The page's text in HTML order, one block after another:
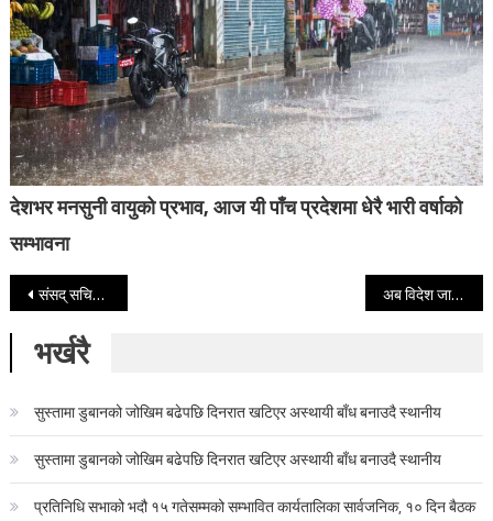
देशभर मनसुनी वायुको प्रभाव, आज यी पाँच प्रदेशमा धेरै भारी वर्षाको
सम्भावना
Post navigation
संसद् सचिवालयले बोलायो सर्वदलीय बैठक अब विदेश जाने श्रमिकले सरकारी अस्पतालबाटै सेवा पाउने, स्वास्थ्य परीक्षण ‘सिन्डिकेट’ खारेज
भर्खरै
सुस्तामा डुबानको जोखिम बढेपछि दिनरात खटिएर अस्थायी बाँध बनाउदै स्थानीय
सुस्तामा डुबानको जोखिम बढेपछि दिनरात खटिएर अस्थायी बाँध बनाउदै स्थानीय
प्रतिनिधि सभाको भदौ १५ गतेसम्मको सम्भावित कार्यतालिका सार्वजनिक, १० दिन बैठक